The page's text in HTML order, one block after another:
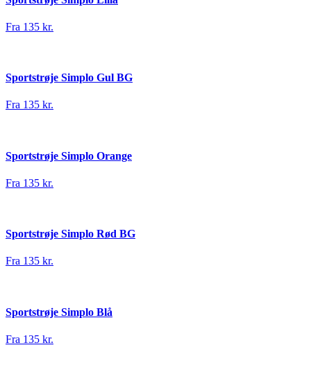
Fra 135 kr.
Sportstrøje Simplo Gul BG
Fra 135 kr.
Sportstrøje Simplo Orange
Fra 135 kr.
Sportstrøje Simplo Rød BG
Fra 135 kr.
Sportstrøje Simplo Blå
Fra 135 kr.